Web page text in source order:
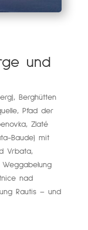
und
Berghütten
Pfad der
Zlaté
Baude) mit
Vrbata,
Weggabelung
nad
Rautis – und